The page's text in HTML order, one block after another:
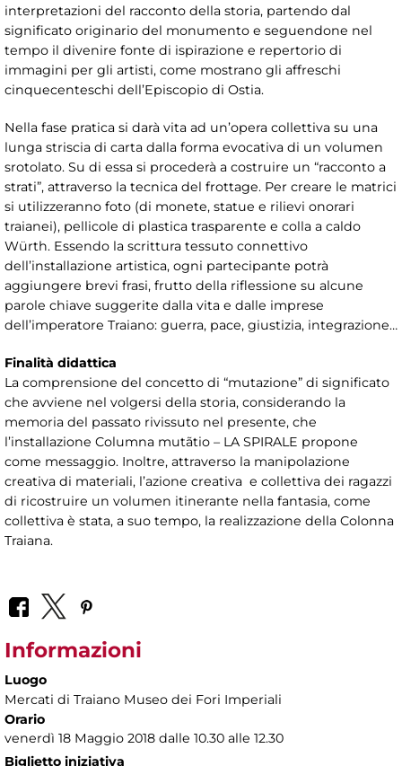
interpretazioni del racconto della storia, partendo dal
significato originario del monumento e seguendone nel
tempo il divenire fonte di ispirazione e repertorio di
immagini per gli artisti, come mostrano gli affreschi
cinquecenteschi dell’Episcopio di Ostia.
Nella fase pratica si darà vita ad un’opera collettiva su una
lunga striscia di carta dalla forma evocativa di un volumen
srotolato. Su di essa si procederà a costruire un “racconto a
strati”, attraverso la tecnica del frottage. Per creare le matrici
si utilizzeranno foto (di monete, statue e rilievi onorari
traianei), pellicole di plastica trasparente e colla a caldo
Würth. Essendo la scrittura tessuto connettivo
dell’installazione artistica, ogni partecipante potrà
aggiungere brevi frasi, frutto della riflessione su alcune
parole chiave suggerite dalla vita e dalle imprese
dell’imperatore Traiano: guerra, pace, giustizia, integrazione…
Finalità didattica
La comprensione del concetto di “mutazione” di significato
che avviene nel volgersi della storia, considerando la
memoria del passato rivissuto nel presente, che
l’installazione Columna mutãtio – LA SPIRALE propone
come messaggio. Inoltre, attraverso la manipolazione
creativa di materiali, l’azione creativa e collettiva dei ragazzi
di ricostruire un volumen itinerante nella fantasia, come
collettiva è stata, a suo tempo, la realizzazione della Colonna
Traiana.
Informazioni
Luogo
Mercati di Traiano Museo dei Fori Imperiali
Orario
venerdì 18 Maggio 2018 dalle 10.30 alle 12.30
Biglietto iniziativa